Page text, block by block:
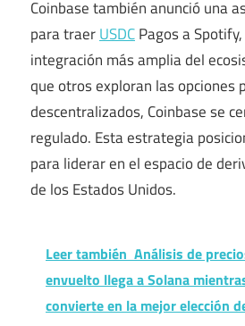
Coinbase también anunció una
para traerUSDCPagos a
integración más amplia del
que otros exploran las opciones
descentralizados, Coinbase se
regulado. Esta estrategia
para liderar en el espacio de
de los Estados Unidos.
Leer también Análisis de
envuelto llega a Solana
convierte en la mejor elección